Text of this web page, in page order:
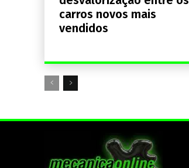
carros novos mais
vendidos